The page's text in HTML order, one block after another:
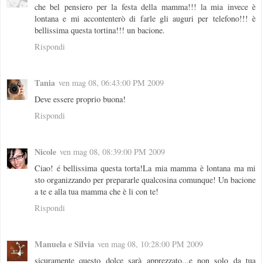
che bel pensiero per la festa della mamma!!! la mia invece è
lontana e mi accontenterò di farle gli auguri per telefono!!! è
bellissima questa tortina!!! un bacione.
Rispondi
Tania ven mag 08, 06:43:00 PM 2009
Deve essere proprio buona!
Rispondi
Nicole ven mag 08, 08:39:00 PM 2009
Ciao! é bellissima questa torta!La mia mamma è lontana ma mi
sto organizzando per prepararle qualcosina comunque! Un bacione
a te e alla tua mamma che è li con te!
Rispondi
Manuela e Silvia ven mag 08, 10:28:00 PM 2009
sicuramente questo dolce sarà apprezzato...e non solo da tua